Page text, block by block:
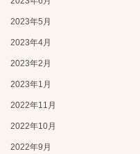
2023年5月
2023年4月
2023年2月
2023年1月
2022年11月
2022年10月
2022年9月